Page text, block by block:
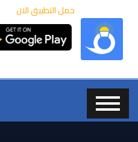
حمل التطبيق الان